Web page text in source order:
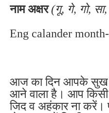
नाम अक्षर (गू, गे, गो,
Eng calander
आज का दिन आपके सुख
आने वाला है। आप
जिद व अहंकार ना करें।